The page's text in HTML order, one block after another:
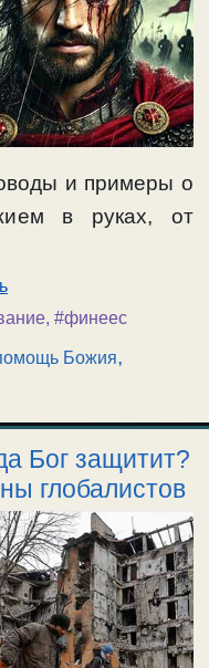
и примеры о
в руках, от
, #финеес
Божия,
Бог защитит?
глобалистов